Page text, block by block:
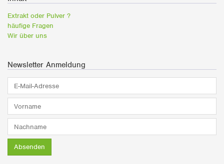
Extrakt oder Pulver ?
häufige Fragen
Wir über uns
Newsletter Anmeldung
Absenden